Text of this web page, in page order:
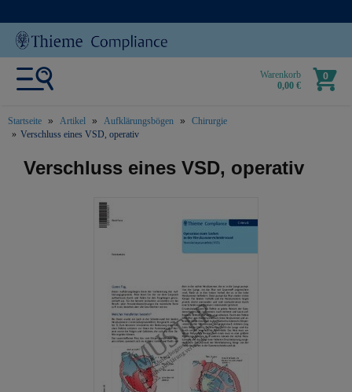
Warenkorb
0,00 €
0
Startseite Artikel Aufklärungsbögen
Chirurgie
Verschluss eines VSD, operativ
text.skipToContent
text.skipToNavigation
Verschluss eines VSD, operativ